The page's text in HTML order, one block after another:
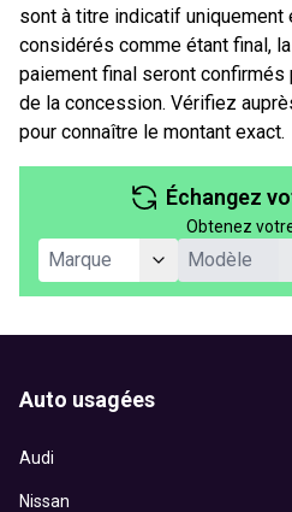
sont à titre indicatif uniquement
considérés comme étant final,
paiement final seront confirmés
de la concession. Vérifiez
pour connaître le montant exact.
Échangez
Obtenez
Auto usagées
Audi
Nissan